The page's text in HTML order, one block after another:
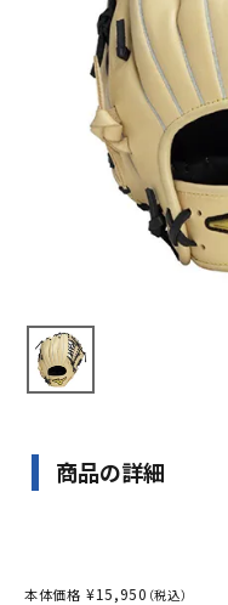
INFORMATIOM
ご利用ガイド
お問い合わせ
メルマガ登録
プライバシーポリシー
商品の詳細
本体価格 ¥15,950 （税込）